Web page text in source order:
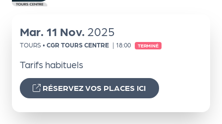
Mar. 11 Nov. 2025
TOURS • CGR TOURS CENTRE | 18:00 TERMINÉ
Tarifs habituels
RÉSERVEZ VOS PLACES ICI
Le
Ma
g
Sui
vr
e